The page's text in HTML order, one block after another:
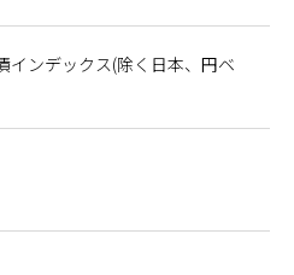
インデックス(除く日本、円ベ